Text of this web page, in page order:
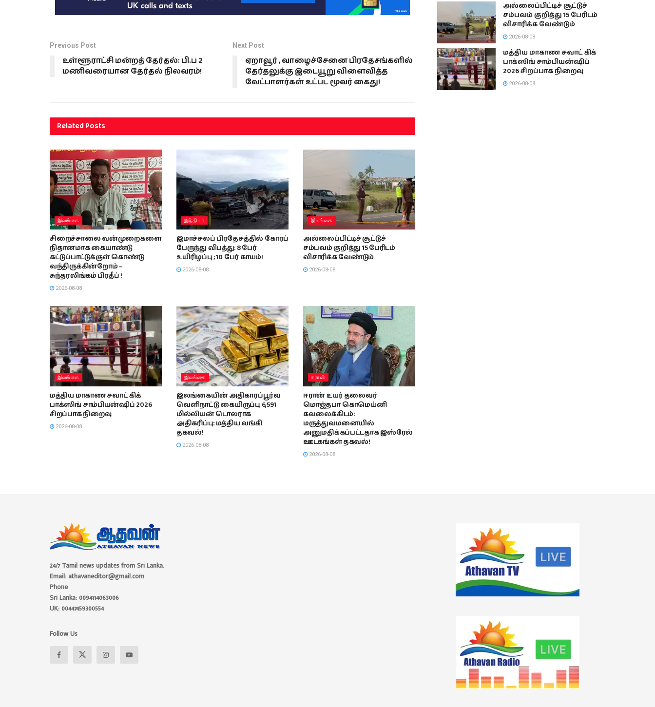
Previous Post
உள்ளூராட்சி மன்றத் தேர்தல்: பி.ப 2
மணிவரையான தேர்தல் நிலவரம்!
Next Post
ஏறாவூர் , வாழைச்சேனை பிரதேசங்களில்
தேர்தலுக்கு இடையூறு விளைவித்த
வேட்பாளர்கள் உட்பட மூவர் கைது!
RelatedPosts
இலங்கை
சிறைச்சாலை வன்முறைகளை
நிதானமாக கையாண்டு
கட்டுப்பாட்டுக்குள் கொண்டு
வந்திருக்கின்றோம் –
சுந்தரலிங்கம் பிரதீப் !
2026-08-08
இந்தியா
இமாச்சலப் பிரதேசத்தில் கோரப்
பேருந்து விபத்து: 8 பேர்
உயிரிழப்பு ; 10 பேர் காயம்!
2026-08-08
இலங்கை
அல்லைப்பிட்டிச் சூட்டுச்
சம்பவம் குறித்து 15 பேரிடம்
விசாரிக்க வேண்டும்
2026-08-08
இலங்கை
மத்திய மாகாண சவாட் கிக்
பாக்ஸிங் சாம்பியன்ஷிப் 2026
சிறப்பாக நிறைவு
2026-08-08
இலங்கை
இலங்கையின் அதிகாரப்பூர்வ
வெளிநாட்டு கையிருப்பு 6,591
மில்லியன் டொலராக
அதிகரிப்பு: மத்திய வங்கி
தகவல்!
2026-08-08
ஈரான்
ஈரான் உயர் தலைவர்
மொஜ்தபா கொமெய்னி
கவலைக்கிடம்:
மருத்துவமனையில்
அனுமதிக்கப்பட்டதாக இஸ்ரேல்
ஊடகங்கள் தகவல்!
2026-08-08
அல்லைப்பிட்டிச் சூட்டுச்
சம்பவம் குறித்து 15 பேரிடம்
விசாரிக்க வேண்டும்
2026-08-08
மத்திய மாகாண சவாட் கிக்
பாக்ஸிங் சாம்பியன்ஷிப்
2026 சிறப்பாக நிறைவு
2026-08-08
24/7 Tamil news updates from Sri Lanka.
Email: athavaneditor@gmail.com
Phone
Sri Lanka: 0094114063006
UK: 00447459300554
Follow Us